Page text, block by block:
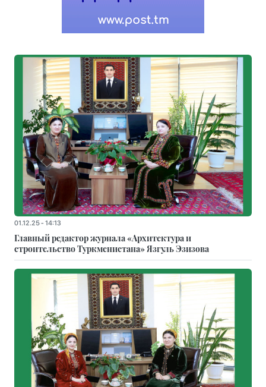
01.12.25 - 14:13
Главный редактор журнала «Архитектура и
строительство Туркменистана» Язгуль Эзизова